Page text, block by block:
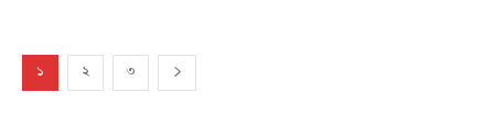
১ ২ ৩